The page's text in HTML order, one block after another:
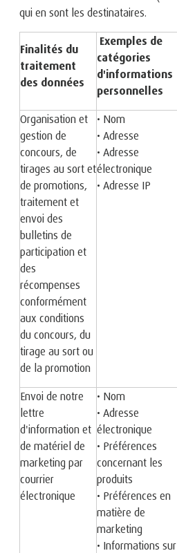
qui en sont les destinataires.
Finalités du
traitement
des données
Exemples de
catégories
d'informations
personnelles
Organisation et
gestion de
concours, de
tirages au sort et
de promotions,
traitement et
envoi des
bulletins de
participation et
des
récompenses
conformément
aux conditions
du concours, du
tirage au sort ou
de la promotion
• Nom
• Adresse
• Adresse
électronique
• Adresse IP
Envoi de notre
lettre
d'information et
de matériel de
marketing par
courrier
électronique
• Nom
• Adresse
électronique
• Préférences
concernant les
produits
• Préférences en
matière de
marketing
• Informations sur